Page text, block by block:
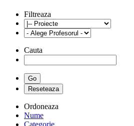
Filtreaza
Cauta
Ordoneaza
Nume
Categorie